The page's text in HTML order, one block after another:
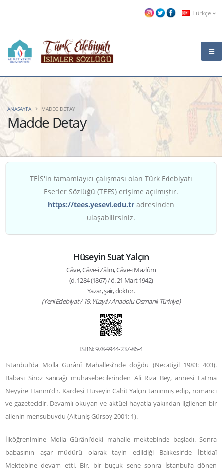
Türkçe
Madde Detay
ANASAYFA MADDE DETAY
TEİS'in tamamlayıcı çalışması olan Türk Edebiyatı
Eserler Sözlüğü (TEES) erişime açılmıştır.
https://tees.yesevi.edu.tr adresinden
ulaşabilirsiniz.
Hüseyin Suat Yalçın
Gâve, Gâve-i Zâlim, Gâve-i Mazlûm
(d. 1284 (1867) / ö. 21 Mart 1942)
Yazar, şair, doktor.
(Yeni Edebiyat / 19. Yüzyıl / Anadolu-Osmanlı-Türkiye)
ISBN: 978-9944-237-86-4
İstanbul’da Molla Gürânî Mahallesi’nde doğdu (Necatigil 1983: 403).
Babası Siroz sancağı muhasebecilerinden Ali Rıza Bey, annesi Fatma
Neyyire Hanım’dır. Kardeşi Hüseyin Cahit Yalçın tanınmış edip, romancı
ve gazetecidir. Devamlı okuyan ve aktüel hayatla yakından ilgilenen bir
ailenin mensubuydu (Altuniş Gürsoy 2001: 1).
İlköğrenimine Molla Gürâni’deki mahalle mektebinde başladı. Sonra
babasının aşar müdürü olarak tayin edildiği Balıkesir’de İbtidaî
Mektebine devam etti. Bir, bir buçuk sene sonra İstanbul’a dönen